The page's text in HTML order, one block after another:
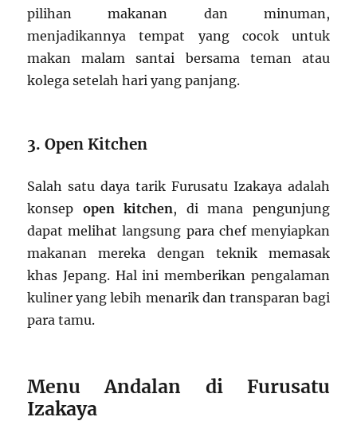
pilihan makanan dan minuman,
menjadikannya tempat yang cocok untuk
makan malam santai bersama teman atau
kolega setelah hari yang panjang.
3. Open Kitchen
Salah satu daya tarik Furusatu Izakaya adalah
konsep open kitchen, di mana pengunjung
dapat melihat langsung para chef menyiapkan
makanan mereka dengan teknik memasak
khas Jepang. Hal ini memberikan pengalaman
kuliner yang lebih menarik dan transparan bagi
para tamu.
Menu Andalan di Furusatu
Izakaya